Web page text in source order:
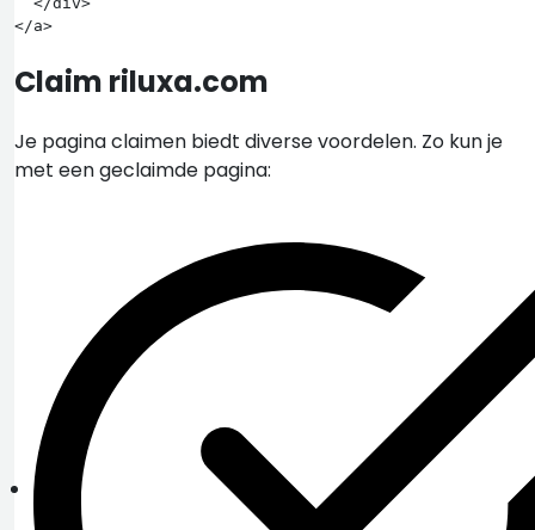
Claim riluxa.com
Je pagina claimen biedt diverse voordelen. Zo kun je
met een geclaimde pagina: